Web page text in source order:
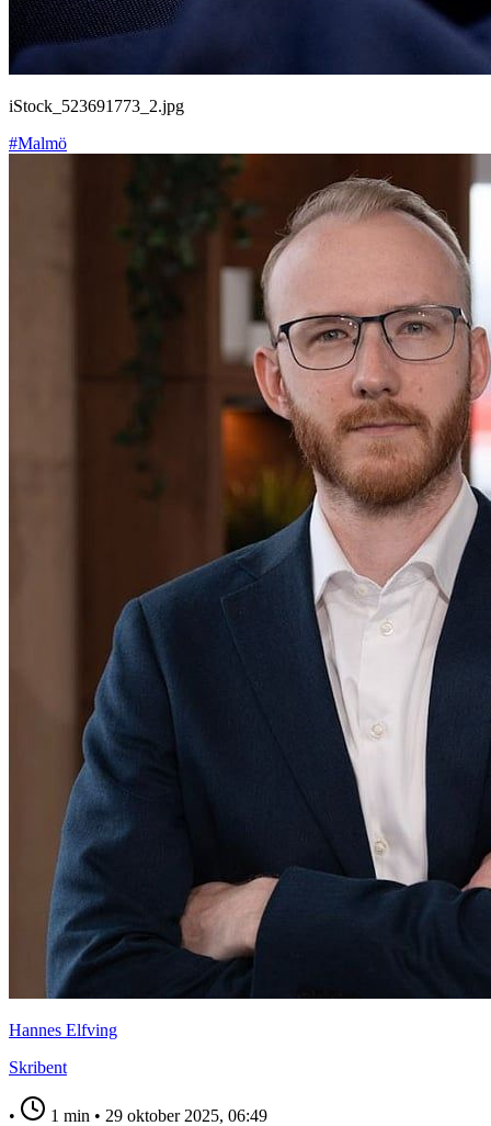
iStock_523691773_2.jpg
#Malmö
Hannes Elfving
Skribent
• 1 min • 29 oktober 2025, 06:49